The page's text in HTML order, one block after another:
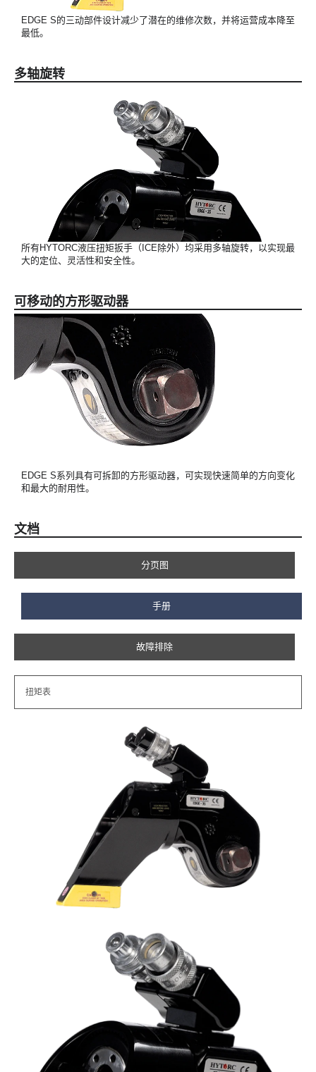
EDGE S的三动部件设计减少了潜在的维修次数，并将运营成本降至
最低。
多轴旋转
所有HYTORC液压扭矩扳手（ICE除外）均采用多轴旋转，以实现最
大的定位、灵活性和安全性。
可移动的方形驱动器
EDGE S系列具有可拆卸的方形驱动器，可实现快速简单的方向变化
和最大的耐用性。
文档
分页图
手册
故障排除